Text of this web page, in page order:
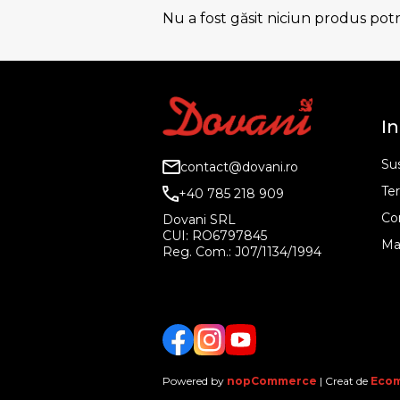
Nu a fost găsit niciun produs
contact@dovani.ro
+40 785 218 909
Dovani SRL
CUI: RO6797845
Reg. Com.: J07/1134/1994
FacebookTwitterYouTube
Powered by nopCommerce | Creat de